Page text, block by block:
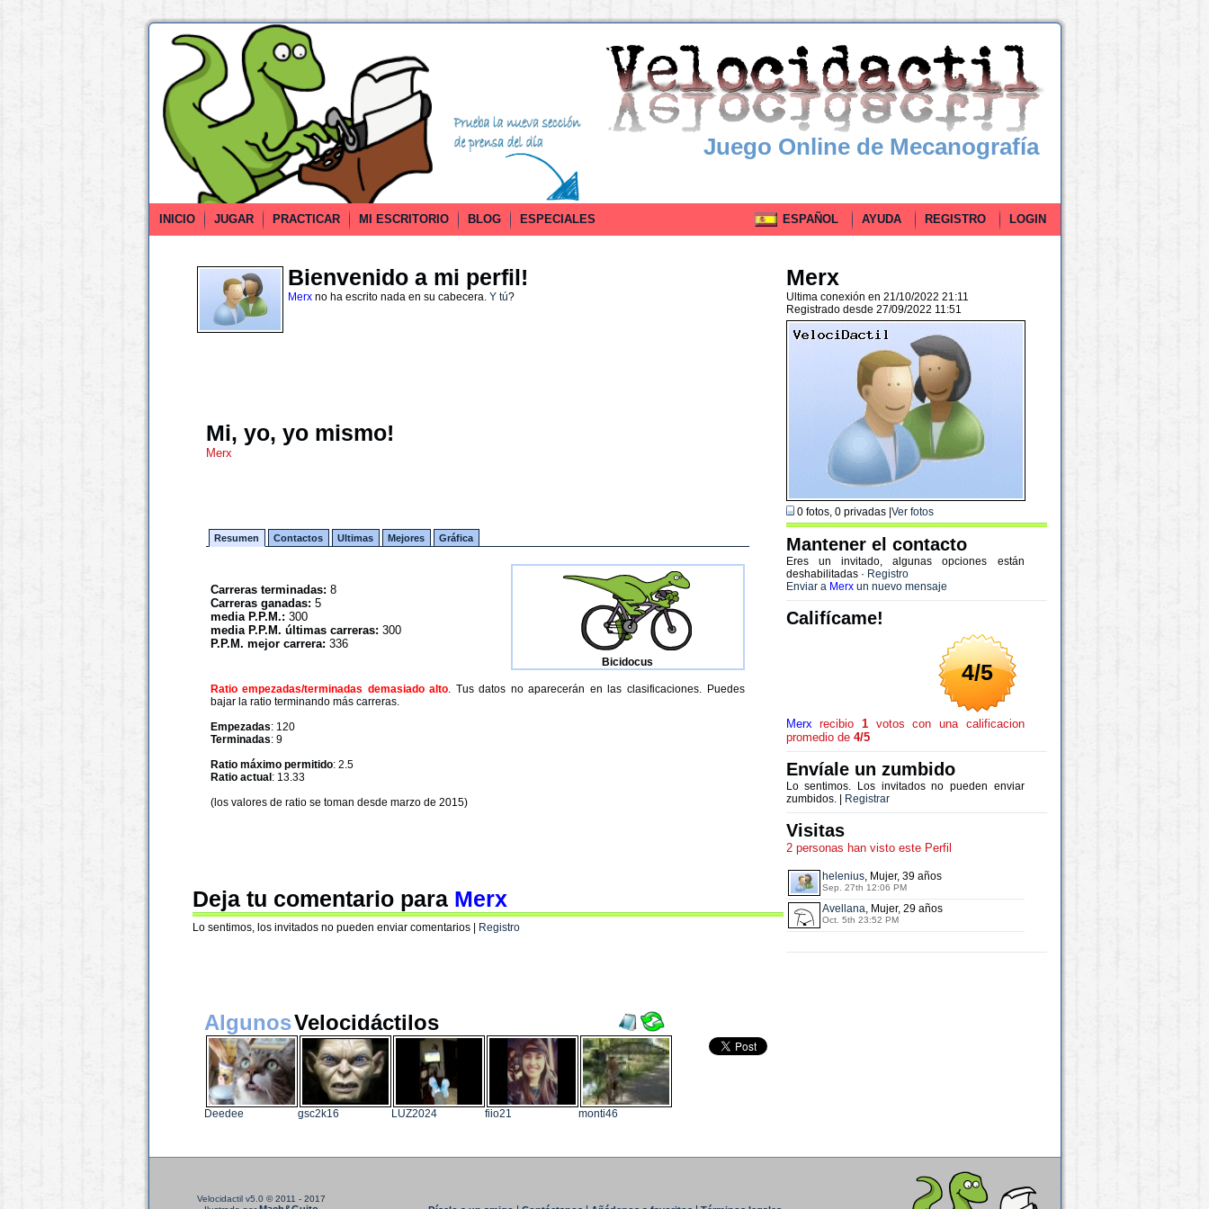
Juego Online de Mecanografía
INICIO JUGAR PRACTICAR MI ESCRITORIO BLOG ESPECIALES ESPAÑOL AYUDA REGISTRO LOGIN
Bienvenido a mi perfil!
Merxno ha escrito nada en su cabecera. Y tú?
Mi, yo, yo mismo!
Merx
Resumen Contactos Ultimas Mejores Gráfica
Carreras terminadas: 8
Carreras ganadas: 5
media P.P.M.: 300
media P.P.M. últimas carreras: 300
P.P.M. mejor carrera: 336
Bicidocus
Ratio empezadas/terminadas demasiado alto. Tus datos no aparecerán en las clasificaciones. Puedes
bajar la ratio terminando más carreras.
Empezadas: 120
Terminadas: 9
Ratio máximo permitido: 2.5
Ratio actual : 13.33
(los valores de ratio se toman desde marzo de 2015)
Deja tu comentario para Merx
Lo sentimos, los invitados no pueden enviar comentarios | Registro
Merx
Ultima conexión en 21/10/2022 21:11
Registrado desde 27/09/2022 11:51
0 fotos, 0 privadas | Ver fotos
Mantener el contacto
Eres un invitado, algunas opciones están
deshabilitadas · Registro
Enviar a Merxun nuevo mensaje
Califícame!
4/5
Merxrecibio 1votos con una calificacion
promedio de 4/5
Envíale un zumbido
Lo sentimos. Los invitados no pueden enviar
zumbidos. |
Registrar
Visitas
2 personas han visto este Perfil
helenius, Mujer, 39 años
Sep. 27th 12:06 PM
Avellana, Mujer, 29 años
Oct. 5th 23:52 PM
AlgunosVelocidáctilos
Deedee gsc2k16 LUZ2024 fiio21 monti46
Velocidactil v5.0 © 2011 - 2017